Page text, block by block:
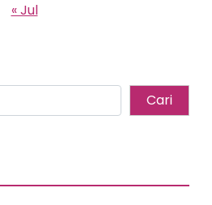
« Jul
Cari